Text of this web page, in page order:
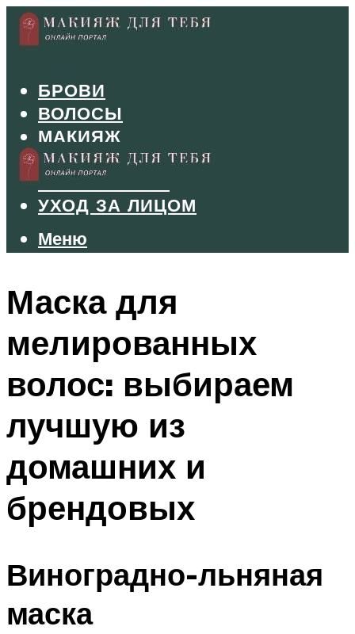
БРОВИ
ВОЛОСЫ
МАКИЯЖ
МАНИКЮР
ТУШЬ И ТЕНИ
УХОД ЗА ЛИЦОМ
Меню
Меню
Маска для
мелированных
волос: выбираем
лучшую из
домашних и
брендовых
Виноградно-льняная
маска